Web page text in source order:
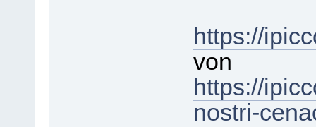
https://
von
https://
nostri-